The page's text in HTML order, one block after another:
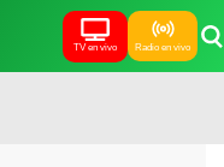
TV en vivo Radio en vivo